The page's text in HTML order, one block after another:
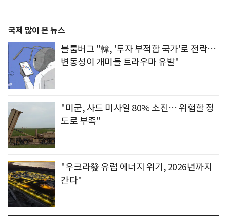
국제 많이 본 뉴스
블룸버그 "韓, '투자 부적합 국가'로 전락…
변동성이 개미들 트라우마 유발"
"미군, 사드 미사일 80% 소진… 위험할 정
도로 부족"
"우크라發 유럽 에너지 위기, 2026년까지
간다"